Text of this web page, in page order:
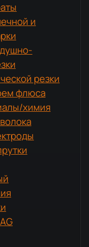
и
резки
флюса
химия